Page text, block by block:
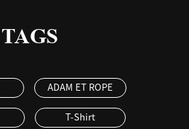
TAGS
ADAM ET ROPE
T-Shirt